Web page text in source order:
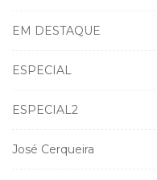
EM DESTAQUE
ESPECIAL
ESPECIAL2
José Cerqueira